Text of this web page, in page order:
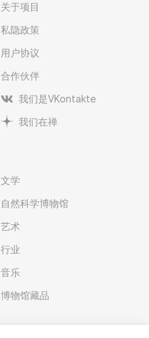
关于项目
私隐政策
用户协议
合作伙伴
我们是VKontakte
我们在禅
文学
自然科学博物馆
艺术
行业
音乐
博物馆藏品